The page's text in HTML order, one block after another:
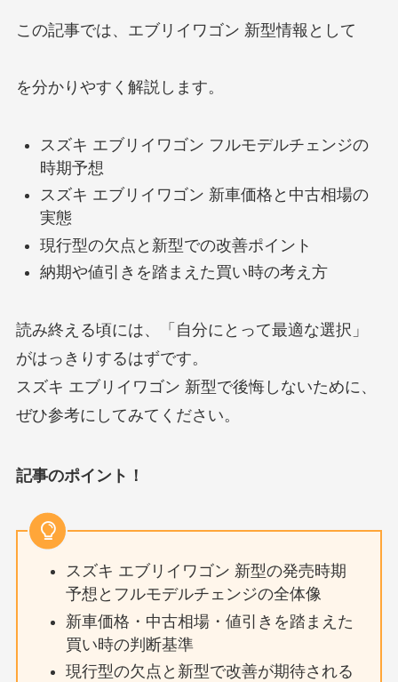
この記事では、エブリイワゴン 新型情報として
を分かりやすく解説します。
スズキ エブリイワゴン フルモデルチェンジの
時期予想
スズキ エブリイワゴン 新車価格と中古相場の
実態
現行型の欠点と新型での改善ポイント
納期や値引きを踏まえた買い時の考え方
読み終える頃には、「自分にとって最適な選択」
がはっきりするはずです。
スズキ エブリイワゴン 新型で後悔しないために、
ぜひ参考にしてみてください。
記事のポイント！
スズキ エブリイワゴン 新型の発売時期
予想とフルモデルチェンジの全体像
新車価格・中古相場・値引きを踏まえた
買い時の判断基準
現行型の欠点と新型で改善が期待される